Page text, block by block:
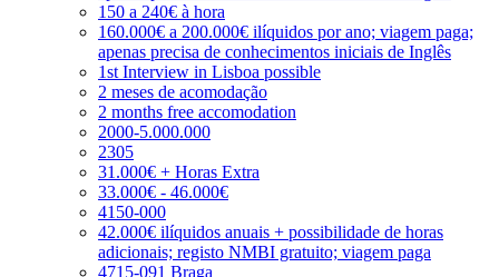
150 a 240€ à hora
160.000€ a 200.000€ ilíquidos por ano; viagem paga;
apenas precisa de conhecimentos iniciais de Inglês
1st Interview in Lisboa possible
2 meses de acomodação
2 months free accomodation
2000-5.000.000
2305
31.000€ + Horas Extra
33.000€ - 46.000€
4150-000
42.000€ ilíquidos anuais + possibilidade de horas
adicionais; registo NMBI gratuito; viagem paga
4715-091 Braga